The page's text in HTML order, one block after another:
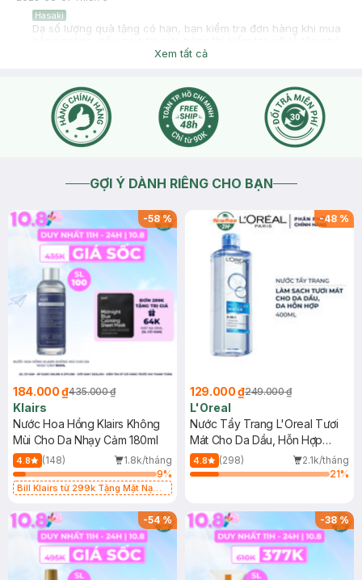
Hasaki
Dạ số lượng quà tặng có hạn, bạn kiểm tra đơn hàng khi mua
Xem tất cả
GỢI Ý DÀNH RIÊNG CHO BẠN
-58%
184.000 ₫435.000 ₫
Klairs
Nước Hoa Hồng Klairs Không
Mùi Cho Da Nhạy Cảm 180ml
4.8 (148)
1.8k/tháng
9%
Bill Klairs từ 299k Tặng Mặt Nạ
25ml (SL Có Hạn)
-48 %
129.000 ₫249.000 ₫
L'Oreal
Nước Tẩy Trang L'Oreal Tươi
Mát Cho Da Dầu, Hỗn Hợp
400ml
4.8 (298)
2.1k/tháng
21%
-54% -38%